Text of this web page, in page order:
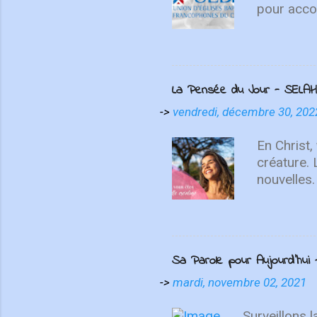
pour
l’histoire
suisses
force
La Pensée du Jour - SELAH
-> vendredi, décembre 30,
En
créature.
vous
Sa Parole pour
-> mardi, novembre 02, 2021